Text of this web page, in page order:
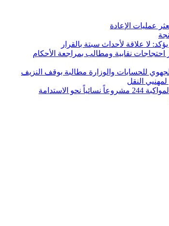
عمليات الإعادة
لا علاقة لأحداث سبتة بالقرار
نقابية ومطالب بمراجعة الأحكام
النقل